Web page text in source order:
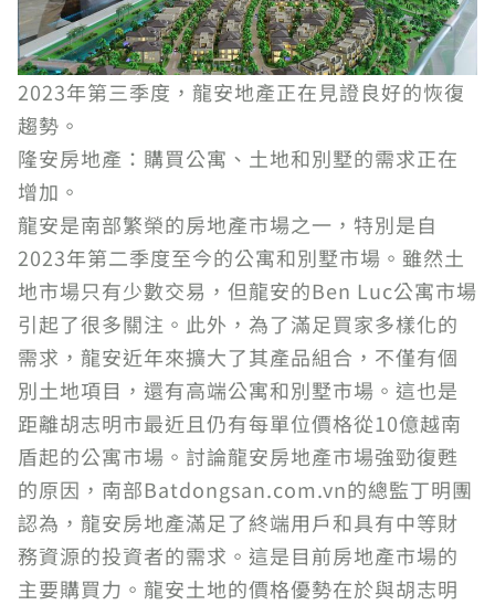
2023年第三季度，龍安地產正在見證良好的恢復
趨勢。
隆安房地產：購買公寓、土地和別墅的需求正在
增加。
龍安是南部繁榮的房地產市場之一，特別是自
2023年第二季度至今的公寓和別墅市場。雖然土
地市場只有少數交易，但龍安的Ben Luc公寓市場
引起了很多關注。此外，為了滿足買家多樣化的
需求，龍安近年來擴大了其產品組合，不僅有個
別土地項目，還有高端公寓和別墅市場。這也是
距離胡志明市最近且仍有每單位價格從10億越南
盾起的公寓市場。討論龍安房地產市場強勁復甦
的原因，南部Batdongsan.com.vn的總監丁明團
認為，龍安房地產滿足了終端用戶和具有中等財
務資源的投資者的需求。這是目前房地產市場的
主要購買力。龍安土地的價格優勢在於與胡志明